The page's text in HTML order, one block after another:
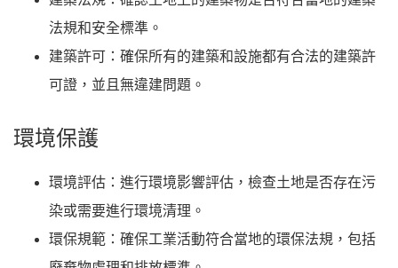
法規和安全標準。
建築許可 ：確保所有的建築和設施都有合法的建築許
可證，並且無違建問題。
環境保護
環境評估 ：進行環境影響評估，檢查土地是否存在污
染或需要進行環境清理。
環保規範 ：確保工業活動符合當地的環保法規，包括